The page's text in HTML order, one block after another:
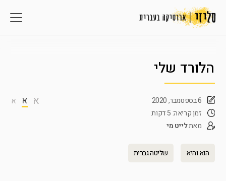
הלורד שלי
א א א
6 בספטמבר, 2020
זמן קריאה: 5 דקות
מאתלייט מי
הוא והיא שליטה גברית